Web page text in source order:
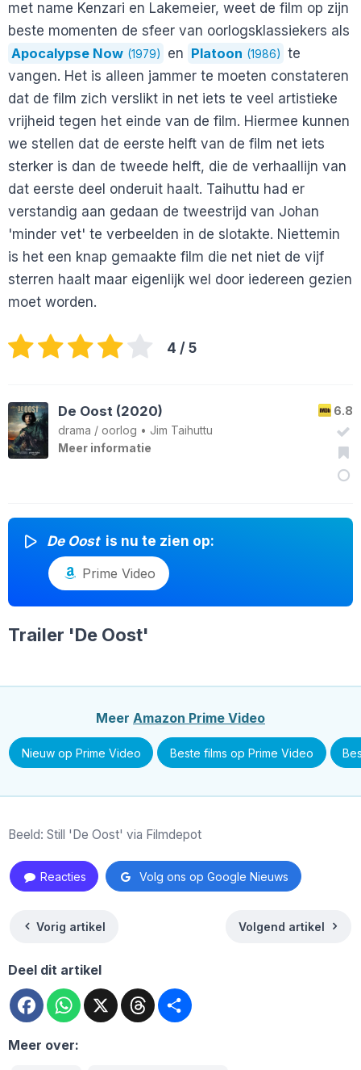
met name Kenzari en Lakemeier, weet de film op zijn
beste momenten de sfeer van oorlogsklassiekers als
Apocalypse Now (1979) en Platoon (1986)
te
vangen. Het is alleen jammer te moeten constateren
dat de film zich verslikt in net iets te veel artistieke
vrijheid tegen het einde van de film. Hiermee kunnen
we stellen dat de eerste helft van de film net iets
sterker is dan de tweede helft, die de verhaallijn van
dat eerste deel onderuit haalt. Taihuttu had er
verstandig aan gedaan de tweestrijd van Johan
'minder vet' te verbeelden in de slotakte. Niettemin
is het een knap gemaakte film die net niet de vijf
sterren haalt maar eigenlijk wel door iedereen gezien
moet worden.
4 / 5
6.8
De Oost (2020)
drama / oorlog • Jim Taihuttu
Meer informatie
De Oost is nu te zien op:
Prime Video
Trailer 'De Oost'
Meer Amazon Prime Video
Nieuw op Prime Video Beste films op Prime Video
Beeld: Still 'De Oost' via Filmdepot
Reacties Volg ons op Google Nieuws
Vorig artikel Volgend artikel
Deel dit artikel
FacebookWhatsApp
X Threads
Meer over: